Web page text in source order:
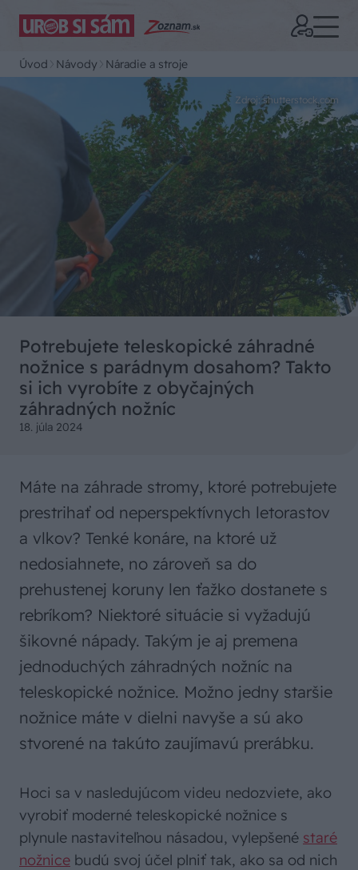
Úvod Návody Náradie a stroje
Zdroj: shutterstock.com
Potrebujete teleskopické záhradné
nožnice s parádnym dosahom? Takto
si ich vyrobíte z obyčajných
záhradných nožníc
18. júla 2024
Máte na záhrade stromy, ktoré potrebujete
prestrihať od neperspektívnych letorastov
a vlkov? Tenké konáre, na ktoré už
nedosiahnete, no zároveň sa do
prehustenej koruny len ťažko dostanete s
rebríkom? Niektoré situácie si vyžadujú
šikovné nápady. Takým je aj premena
jednoduchých záhradných nožníc na
teleskopické nožnice. Možno jedny staršie
nožnice máte v dielni navyše a sú ako
stvorené na takúto zaujímavú prerábku.
Hoci sa v nasledujúcom videu nedozviete, ako
vyrobiť moderné teleskopické nožnice s
plynule nastaviteľnou násadou, vylepšené staré
nožnice budú svoj účel plniť tak, ako sa od nich